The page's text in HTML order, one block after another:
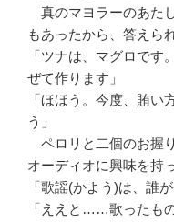
真のマヨラーのあた
もあったから、答えら
「ツナは、マグロです
ぜて作ります」
「ほほう。今度、賄い
う」
ペロリと二個のお握
オーディオに興味を持
「歌謡(かよう)は、誰
「ええと……歌ったも